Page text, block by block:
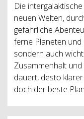
Die
neuen Welten,
gefährliche
ferne Planeten
sondern auch
Zusammenhalt
dauert, desto
doch der beste